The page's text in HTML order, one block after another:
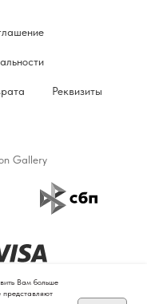
Реквизиты
Gallery
Вам больше
представляют